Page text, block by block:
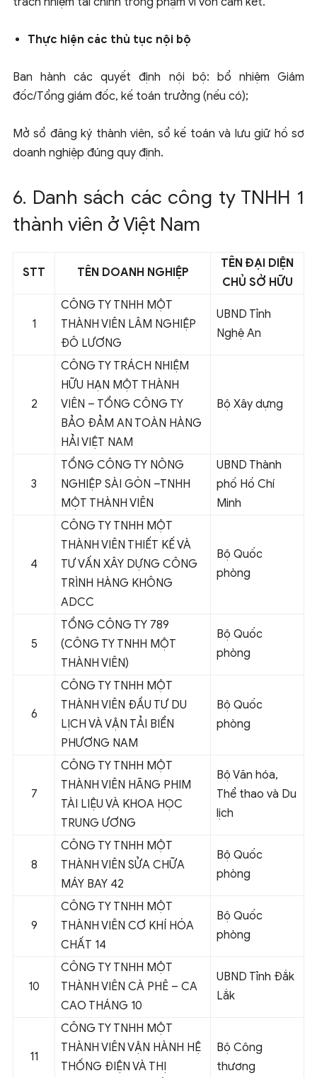
Thực hiện các thủ tục nội bộ
Ban hành các quyết định nội bộ: bổ nhiệm Giám
đốc/Tổng giám đốc, kế toán trưởng (nếu có);
Mở sổ đăng ký thành viên, sổ kế toán và lưu giữ hồ sơ
doanh nghiệp đúng quy định.
6. Danh sách các công ty TNHH 1
thành viên ở Việt Nam
STT TÊN DOANH NGHIỆP
TÊN ĐẠI DIỆN
CHỦ SỞ HỮU
1
CÔNG TY TNHH MỘT
THÀNH VIÊN LÂM NGHIỆP
ĐÔ LƯƠNG
UBND Tỉnh
Nghệ An
2
CÔNG TY TRÁCH NHIỆM
HỮU HẠN MỘT THÀNH
VIÊN – TỔNG CÔNG TY
BẢO ĐẢM AN TOÀN HÀNG
HẢI VIỆT NAM
Bộ Xây dựng
3
TỔNG CÔNG TY NÔNG
NGHIỆP SÀI GÒN –TNHH
MỘT THÀNH VIÊN
UBND Thành
phố Hồ Chí
Minh
4
CÔNG TY TNHH MỘT
THÀNH VIÊN THIẾT KẾ VÀ
TƯ VẤN XÂY DỰNG CÔNG
TRÌNH HÀNG KHÔNG
ADCC
Bộ Quốc
phòng
5
TỔNG CÔNG TY 789
(CÔNG TY TNHH MỘT
THÀNH VIÊN)
Bộ Quốc
phòng
6
CÔNG TY TNHH MỘT
THÀNH VIÊN ĐẦU TƯ DU
LỊCH VÀ VẬN TẢI BIỂN
PHƯƠNG NAM
Bộ Quốc
phòng
7
CÔNG TY TNHH MỘT
THÀNH VIÊN HÃNG PHIM
TÀI LIỆU VÀ KHOA HỌC
TRUNG ƯƠNG
Bộ Văn hóa,
Thể thao và Du
lịch
8
CÔNG TY TNHH MỘT
THÀNH VIÊN SỬA CHỮA
MÁY BAY 42
Bộ Quốc
phòng
9
CÔNG TY TNHH MỘT
THÀNH VIÊN CƠ KHÍ HÓA
CHẤT 14
Bộ Quốc
phòng
10
CÔNG TY TNHH MỘT
THÀNH VIÊN CÀ PHÊ – CA
CAO THÁNG 10
UBND Tỉnh Đắk
Lắk
11
CÔNG TY TNHH MỘT
THÀNH VIÊN VẬN HÀNH HỆ
THỐNG ĐIỆN VÀ THỊ
Bộ Công
thương